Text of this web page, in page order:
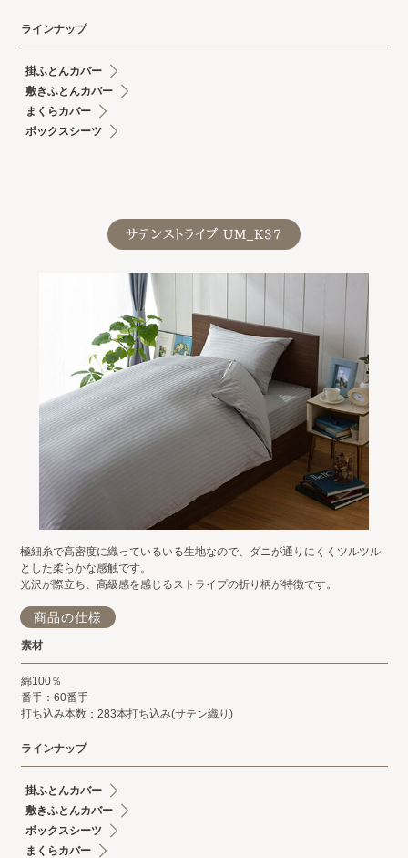
ラインナップ
掛ふとんカバー
敷きふとんカバー
まくらカバー
ボックスシーツ
サテンストライプ UM_K37
極細糸で高密度に織っているいる生地なので、ダニが通りにくくツルツル
とした柔らかな感触です。
光沢が際立ち、高級感を感じるストライプの折り柄が特徴です。
商品の仕様
素材
綿100％
番手：60番手
打ち込み本数：283本打ち込み(サテン織り)
ラインナップ
掛ふとんカバー
敷きふとんカバー
ボックスシーツ
まくらカバー